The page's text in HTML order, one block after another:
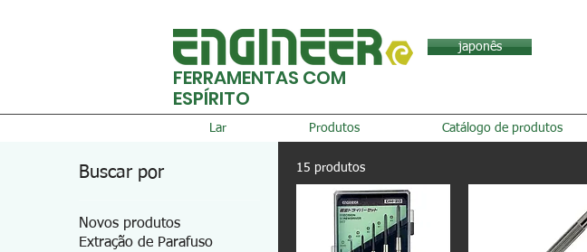
japonês
FERRAMENTAS COM
ESPÍRITO
Lar Produtos Catálogo de produtos
Buscar por
Novos produtos
Extração de Parafuso
15 produtos